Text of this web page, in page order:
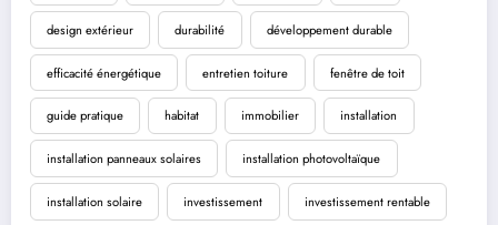
design extérieur durabilité développement durable
efficacité énergétique entretien toiture fenêtre de toit
guide pratique habitat immobilier installation
installation panneaux solaires installation photovoltaïque
installation solaire investissement investissement rentable